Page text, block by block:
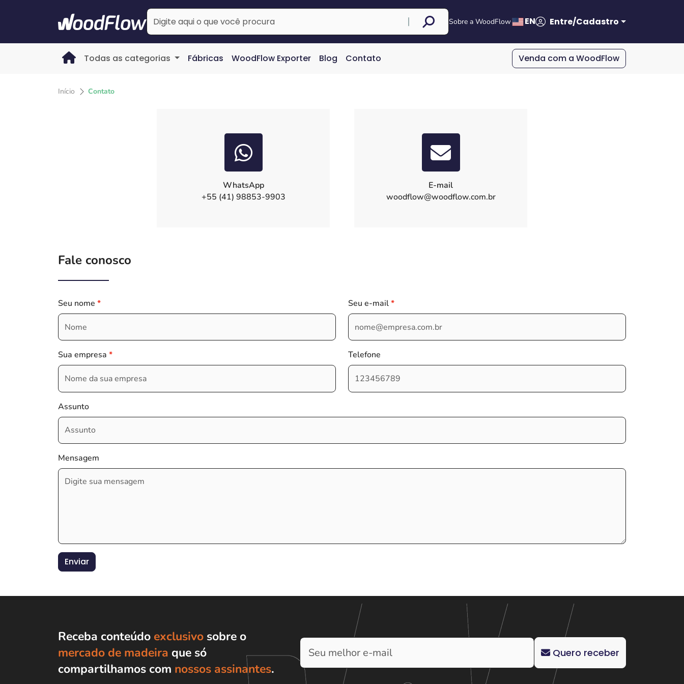
Sobre a WoodFlow EN Entre/Cadastro
Todas as categorias Fábricas WoodFlow Exporter Blog Contato Venda com a WoodFlow
Início Contato
WhatsApp
+55 (41) 98853-9903
E-mail
woodflow@woodflow.com.br
Fale conosco
Seu nome Seu e-mail
Sua empresa Telefone
Assunto
Mensagem
Enviar
Receba conteúdo exclusivo sobre o
mercado de madeira que só
compartilhamos com nossos assinantes.
Quero receber